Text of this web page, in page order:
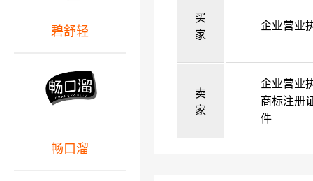
买
家
企业营业
卖
家
企业营业
商标注册
件
碧舒轻
畅口溜